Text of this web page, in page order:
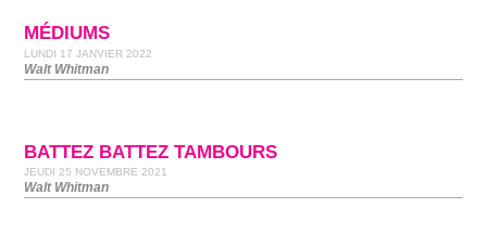
MÉDIUMS
LUNDI 17 JANVIER 2022
Walt Whitman
BATTEZ BATTEZ TAMBOURS
JEUDI 25 NOVEMBRE 2021
Walt Whitman